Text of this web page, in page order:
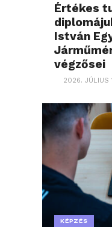
Értékes
István
végzősei
2026. JÚLIUS
KÉPZÉS